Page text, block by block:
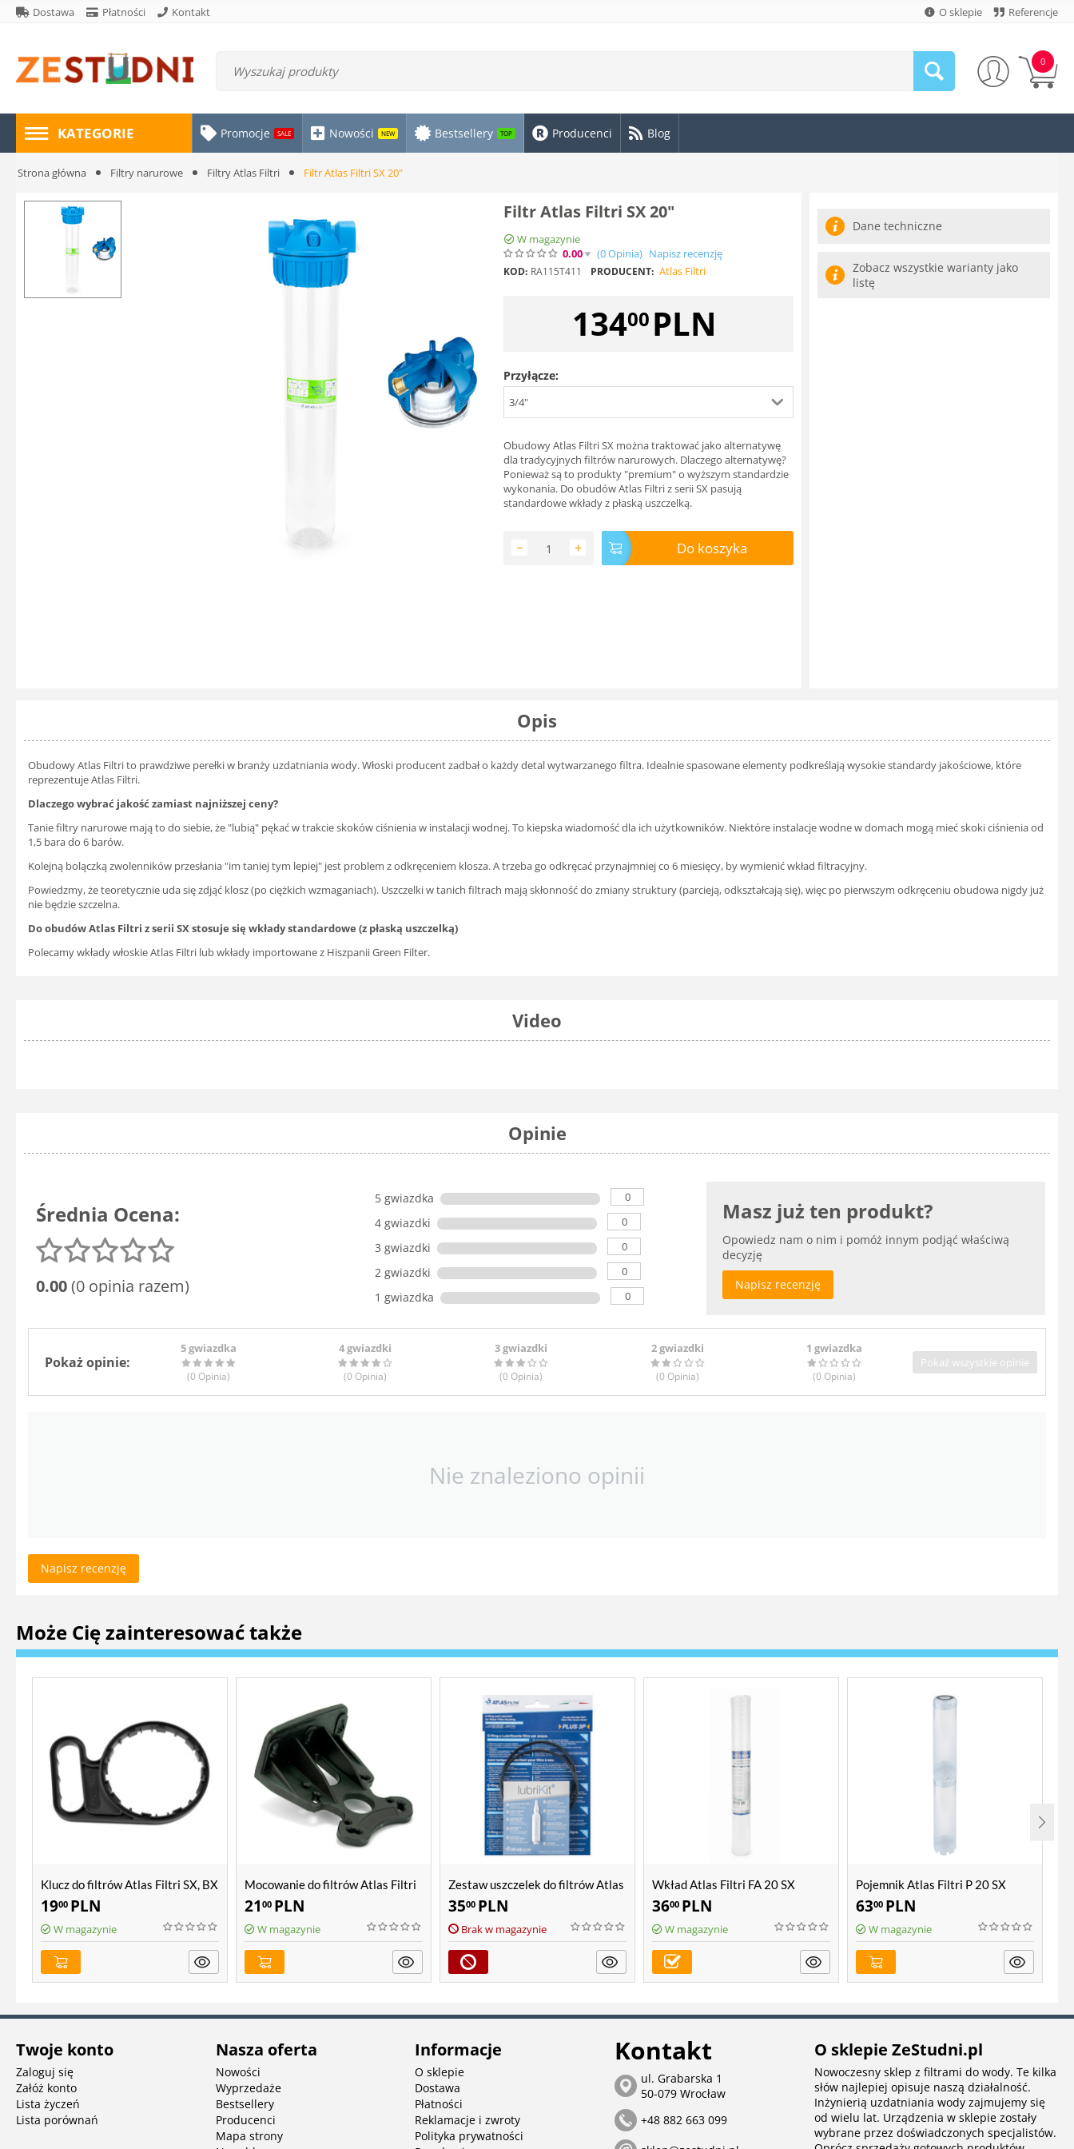
Dostawa Płatności Kontakt O sklepie Referencje
0
KATEGORIE Promocje SALE Nowości NEW Bestsellery TOP Producenci Blog
Strona główna Filtry narurowe Filtry Atlas Filtri Filtr Atlas Filtri SX 20"
Filtr Atlas Filtri SX 20"
W magazynie
0.00
(0Opinia) Napisz recenzję
KOD: RA115T411 PRODUCENT: Atlas Filtri
13400 PLN
Przyłącze:
3/4"
Obudowy Atlas Filtri SX można traktować jako alternatywę
dla tradycyjnych filtrów narurowych. Dlaczego alternatywę?
Ponieważ są to produkty "premium" o wyższym standardzie
wykonania. Do obudów Atlas Filtri z serii SX pasują
standardowe wkłady z płaską uszczelką.
+
− Do koszyka
Dane techniczne
Zobacz wszystkie warianty jako
listę
Opis
Obudowy Atlas Filtri to prawdziwe perełki w branży uzdatniania wody. Włoski producent zadbał o każdy detal wytwarzanego filtra. Idealnie spasowane elementy podkreślają wysokie standardy jakościowe, które
reprezentuje Atlas Filtri.
Dlaczego wybrać jakość zamiast najniższej ceny?
Tanie filtry narurowe mają to do siebie, że "lubią" pękać w trakcie skoków ciśnienia w instalacji wodnej. To kiepska wiadomość dla ich użytkowników. Niektóre instalacje wodne w domach mogą mieć skoki ciśnienia od
1,5 bara do 6 barów.
Kolejną bolączką zwolenników przesłania "im taniej tym lepiej" jest problem z odkręceniem klosza. A trzeba go odkręcać przynajmniej co 6 miesięcy, by wymienić wkład filtracyjny.
Powiedzmy, że teoretycznie uda się zdjąć klosz (po ciężkich wzmaganiach). Uszczelki w tanich filtrach mają skłonność do zmiany struktury (parcieją, odkształcają się), więc po pierwszym odkręceniu obudowa nigdy już
nie będzie szczelna.
Do obudów Atlas Filtri z serii SX stosuje się wkłady standardowe (z płaską uszczelką)
Polecamy wkłady włoskie Atlas Filtri lub wkłady importowane z Hiszpanii Green Filter.
Video
Opinie
Średnia Ocena:
0.00(0 opinia razem)
5 gwiazdka 0
4 gwiazdki 0
3 gwiazdki 0
2 gwiazdki 0
1 gwiazdka 0
Masz już ten produkt?
Opowiedz nam o nim i pomóż innym podjąć właściwą
decyzję
Napisz recenzję
Pokaż opinie:
5 gwiazdka
(0 Opinia)
4 gwiazdki
(0 Opinia)
3 gwiazdki
(0 Opinia)
2 gwiazdki
(0 Opinia)
1 gwiazdka
(0 Opinia)
Pokaż wszystkie opinie
Nie znaleziono opinii
Napisz recenzję
Może Cię zainteresować także
Klucz do filtrów Atlas Filtri SX, BX
1900 PLN
W magazynie
Mocowanie do filtrów Atlas Filtri
SX, BX, Sanic, Hydra
21 00 PLN
W magazynie
Zestaw uszczelek do filtrów Atlas
Filtri SX, BX
3500 PLN
Brak w magazynie
Wkład Atlas Filtri FA 20 SX
3600 PLN
W magazynie
Pojemnik Atlas Filtri P 20 SX
6300 PLN
W magazynie
Twoje konto
Zaloguj się
Załóż konto
Lista życzeń
Lista porównań
Nasza oferta
Nowości
Wyprzedaże
Bestsellery
Producenci
Mapa strony
Informacje
O sklepie
Dostawa
Płatności
Reklamacje i zwroty
Polityka prywatności
Kontakt
ul. Grabarska 1
50-079 Wrocław
+48 882 663 099
O sklepie ZeStudni.pl
Nowoczesny sklep z filtrami do wody. Te kilka
słów najlepiej opisuje naszą działalność.
Inżynierią uzdatniania wody zajmujemy się
od wielu lat. Urządzenia w sklepie zostały
wybrane przez doświadczonych specjalistów.